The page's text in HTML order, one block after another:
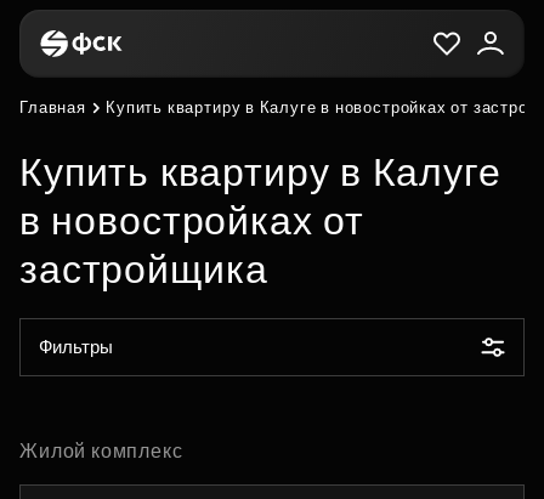
Главная Купить квартиру в Калуге в новостройках от
Купить квартиру в Калуге
в новостройках от
застройщика
Фильтры
Жилой комплекс